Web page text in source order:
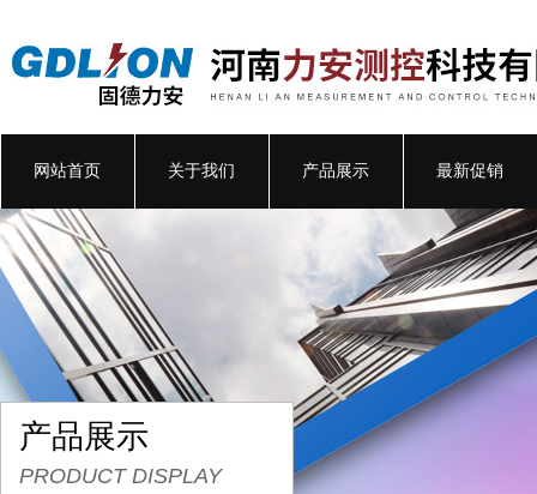
网站首页 关于我们 产品展示 最新促销
产品展示
PRODUCT DISPLAY